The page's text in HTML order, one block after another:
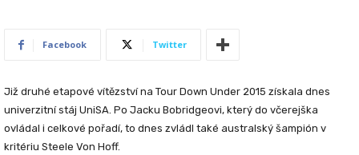
Facebook Twitter
Již druhé etapové vítězství na Tour Down Under 2015 získala dnes
univerzitní stáj UniSA. Po Jacku Bobridgeovi, který do včerejška
ovládal i celkové pořadí, to dnes zvládl také australský šampión v
kritériu Steele Von Hoff.